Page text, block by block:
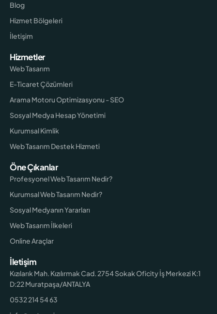
Blog
Hizmet Bölgeleri
İletişim
Hizmetler
Web Tasarım
E-Ticaret Çözümleri
Arama Motoru Optimizasyonu - SEO
Sosyal Medya Hesap Yönetimi
Kurumsal Kimlik
Web Tasarım Destek Hizmeti
Öne Çıkanlar
Profesyonel Web Tasarım Nedir?
Kurumsal Web Tasarım Nedir?
Sosyal Medyanın Yararları
Web Tasarım İlkeleri
Online Araçlar
İletişim
Kızılarık Mah. Kızılırmak Cad. 2754 Sokak Oficity İş Merkezi K:1
D:22 Muratpaşa/ANTALYA
0532 214 54 63